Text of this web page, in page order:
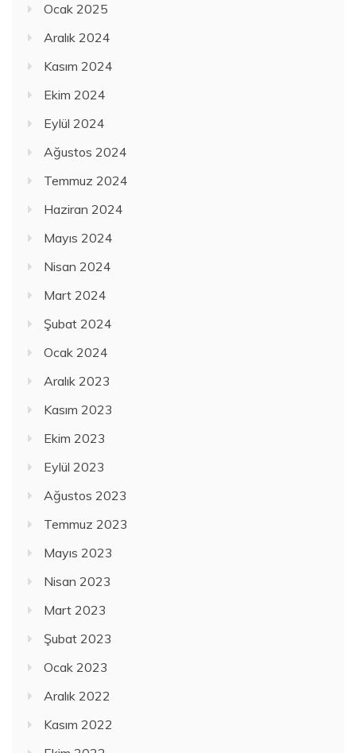
Ocak 2025
Aralık 2024
Kasım 2024
Ekim 2024
Eylül 2024
Ağustos 2024
Temmuz 2024
Haziran 2024
Mayıs 2024
Nisan 2024
Mart 2024
Şubat 2024
Ocak 2024
Aralık 2023
Kasım 2023
Ekim 2023
Eylül 2023
Ağustos 2023
Temmuz 2023
Mayıs 2023
Nisan 2023
Mart 2023
Şubat 2023
Ocak 2023
Aralık 2022
Kasım 2022